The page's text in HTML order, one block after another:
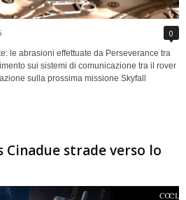
0
le abrasioni effettuate da Perseverance tra
sui sistemi di comunicazione tra il rover
sulla prossima missione Skyfall
Cinadue strade verso lo